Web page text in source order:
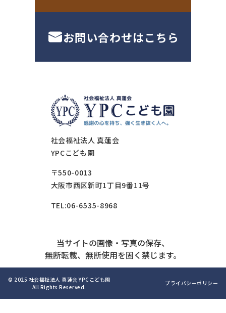
お問い合わせはこちら
社会福祉法人 真蓮会
YPCこども園
〒550-0013
大阪市西区新町1丁目9番11号
TEL:06-6535-8968
当サイトの画像・写真の保存、
無断転載、無断使用を固く禁じます。
© 2025 社会福祉法人 真蓮会 YPCこども園
All Rights Reserved.
プライバシーポリシー